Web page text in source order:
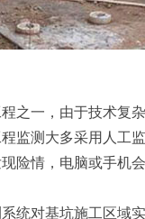
一，由于技术复杂
监测大多采用人工
险情，电脑或手机
对基坑施工区域实